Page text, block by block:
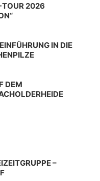
2026
IN DIE
DEM
–